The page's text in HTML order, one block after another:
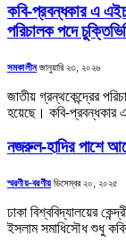
কবি-প্রবন্ধকার এ
পরিচালক পদে
সমকালীন জানুয়ারি ২৩, ২০২৬
জাতীয় গ্রন্থকেন্দ্রের
হয়েছে। কবি-
নজরুল-হাদির পাশে
স্মরণীয়-বরণীয় ডিসেম্বর ২০, ২০২৫
ঢাকা বিশ্ববিদ্যালয়ের
ইসলাম সমাধিসৌধ শুধু